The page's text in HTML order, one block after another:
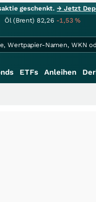
geschenkt.→ Jetzt
Öl (Brent) 82,26 -1,53%
ETFs Anleihen